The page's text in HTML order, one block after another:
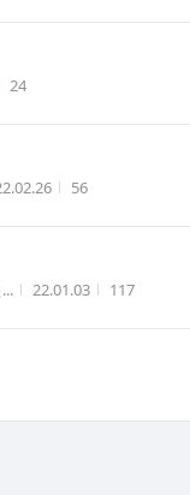
조회수
24
성시간 조회수
56
작성시간
22.01.03 조회수
117